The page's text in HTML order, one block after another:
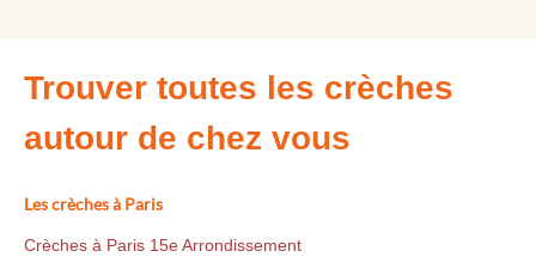
Trouver toutes les crèches
autour de chez vous
Les crèches à Paris
Crèches à Paris 15e Arrondissement